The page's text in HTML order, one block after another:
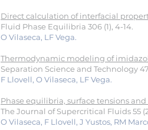
Direct calculation of interfacial
Fluid Phase Equilibria 306 (1), 4-14.
O Vilaseca, LF Vega.
Thermodynamic modeling of
Separation Science and Technology 47
F Llovell, O Vilaseca, LF Vega.
Phase equilibria, surface tensions
The Journal of Supercritical Fluids 55
O Vilaseca, F Llovell, J Yustos, RM